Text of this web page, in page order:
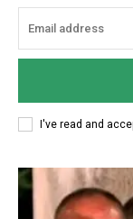
I've read and